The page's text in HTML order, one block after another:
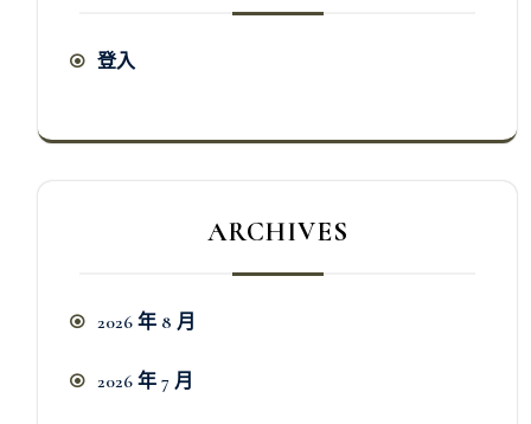
登入
ARCHIVES
2026 年 8 月
2026 年 7 月